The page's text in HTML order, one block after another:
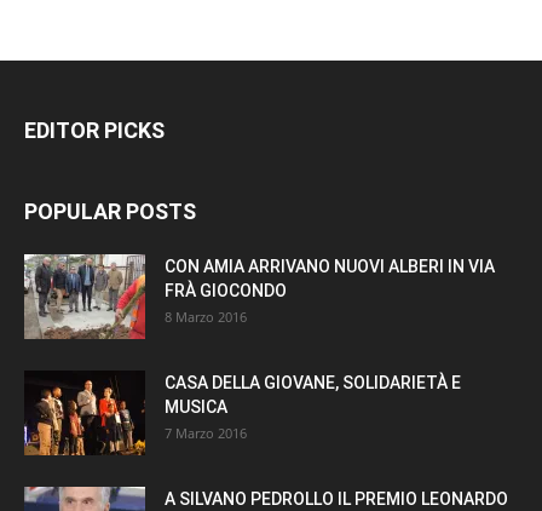
EDITOR PICKS
POPULAR POSTS
CON AMIA ARRIVANO NUOVI ALBERI IN VIA
FRÀ GIOCONDO
8 Marzo 2016
CASA DELLA GIOVANE, SOLIDARIETÀ E
MUSICA
7 Marzo 2016
A SILVANO PEDROLLO IL PREMIO LEONARDO